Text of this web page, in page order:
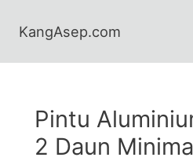
KangAsep.com
Pintu
2 Daun